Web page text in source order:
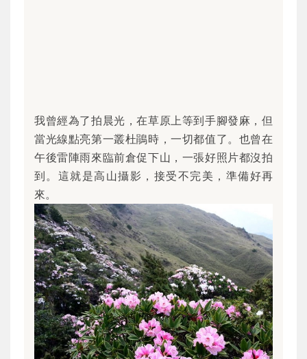
我曾經為了拍晨光，在草原上等到手腳發麻，但
當光線點亮第一叢杜鵑時，一切都值了。也曾在
午後雷陣雨來臨前倉促下山，一張好照片都沒拍
到。這就是高山攝影，接受不完美，準備好再
來。